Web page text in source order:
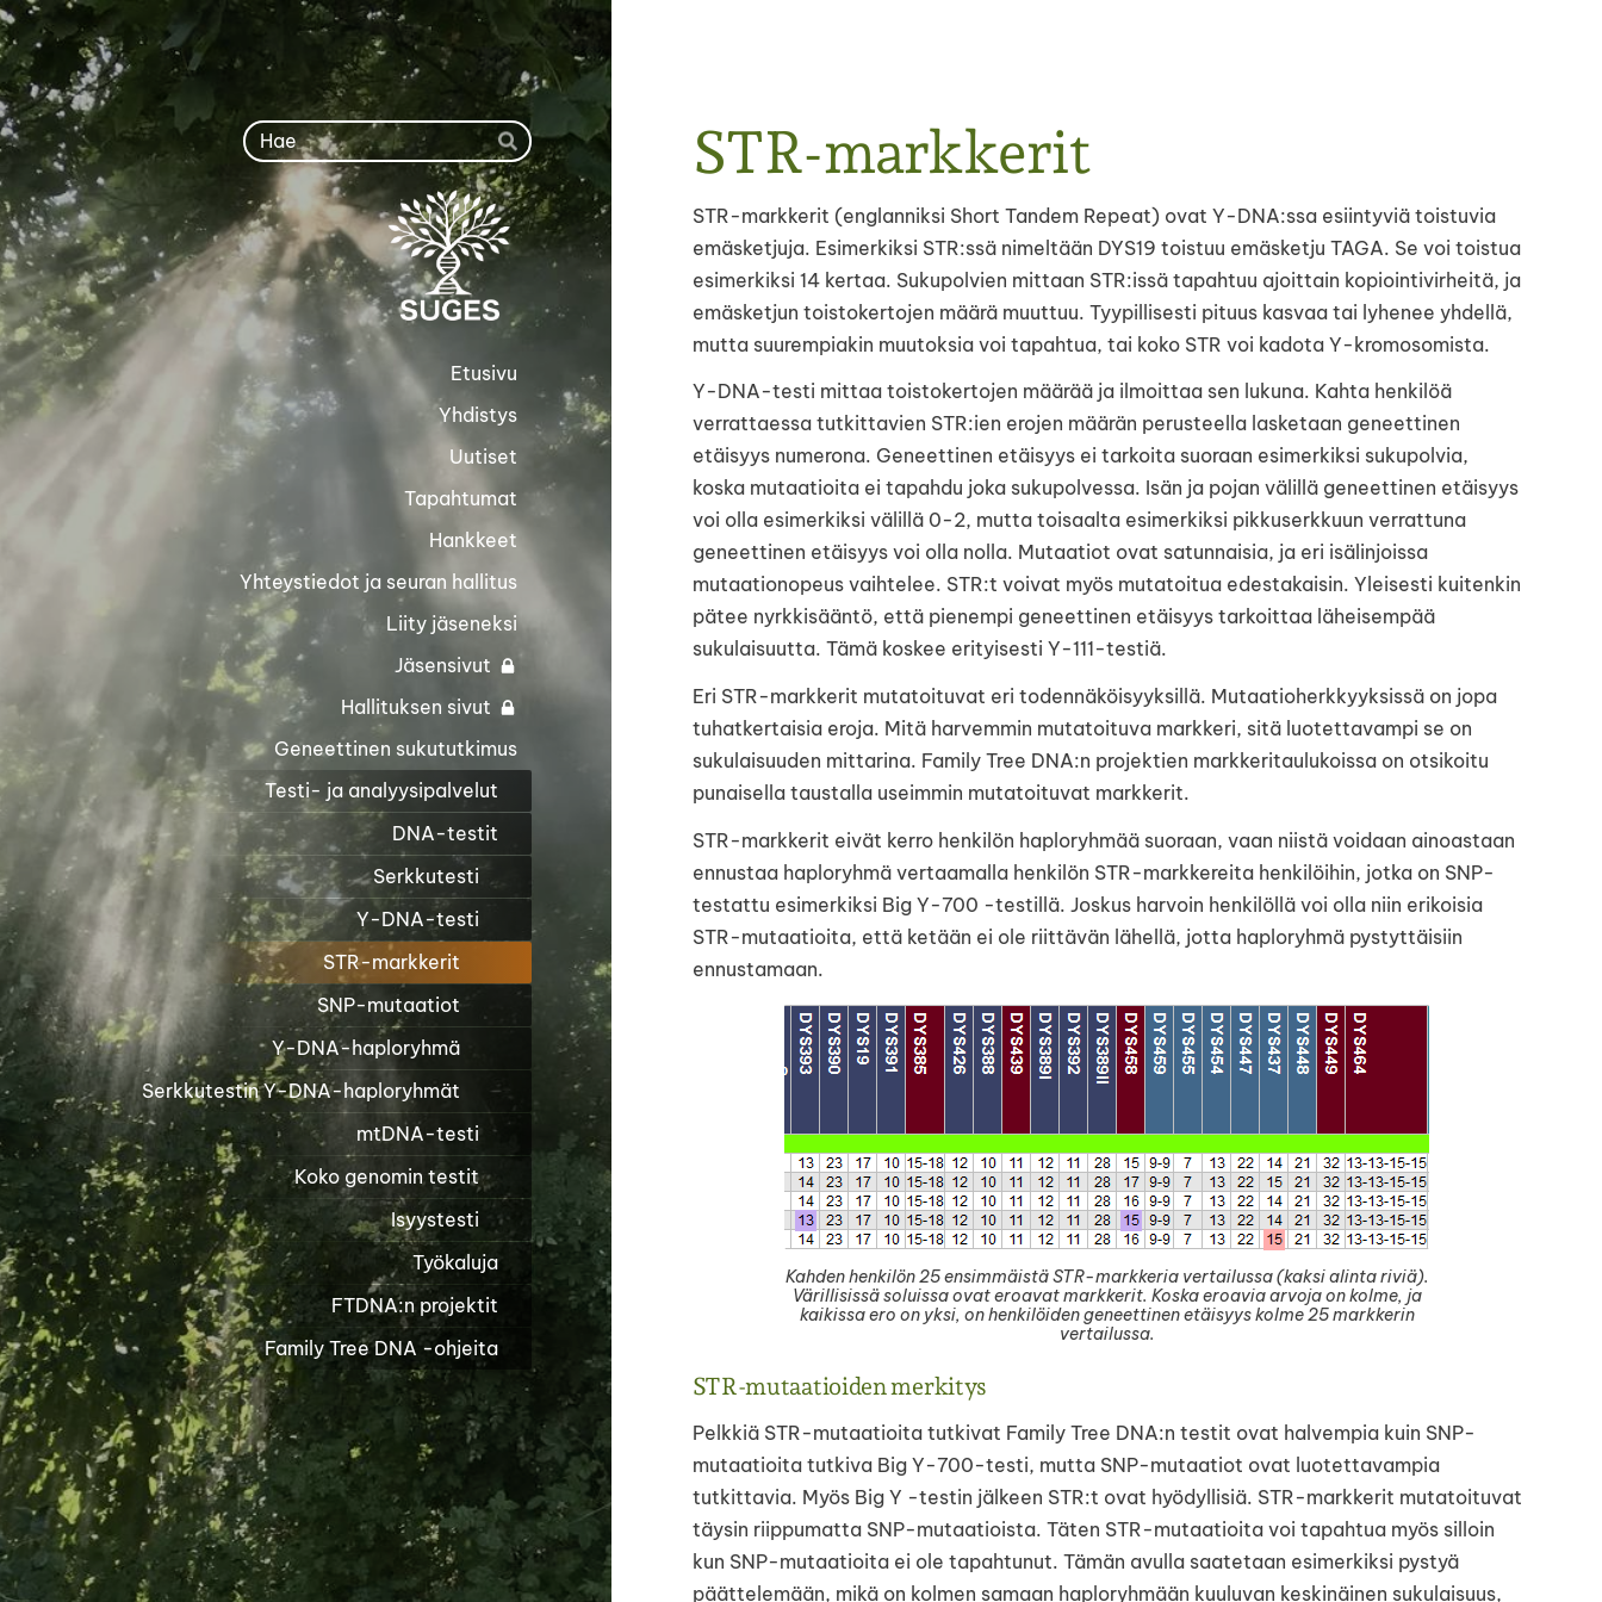
Siirry
sivun
sisältöön
Haku
Hae
SUGES
Etusivu
Yhdistys
Uutiset
Tapahtumat
Hankkeet
Yhteystiedot ja seuran hallitus
Liity jäseneksi
Jäsensivut
Hallituksen sivut
Geneettinen sukututkimus
Testi- ja analyysipalvelut
DNA-testit
Serkkutesti
Y-DNA-testi
STR-markkerit
SNP-mutaatiot
Y-DNA-haploryhmä
Serkkutestin Y-DNA-haploryhmät
mtDNA-testi
Koko genomin testit
Isyystesti
Työkaluja
FTDNA:n projektit
Family Tree DNA -ohjeita
STR-markkerit
STR-markkerit (englanniksi Short Tandem Repeat) ovat Y-DNA:ssa esiintyviä toistuvia
emäsketjuja. Esimerkiksi STR:ssä nimeltään DYS19 toistuu emäsketju TAGA. Se voi toistua
esimerkiksi 14 kertaa. Sukupolvien mittaan STR:issä tapahtuu ajoittain kopiointivirheitä, ja
emäsketjun toistokertojen määrä muuttuu. Tyypillisesti pituus kasvaa tai lyhenee yhdellä,
mutta suurempiakin muutoksia voi tapahtua, tai koko STR voi kadota Y-kromosomista.
Y-DNA-testi mittaa toistokertojen määrää ja ilmoittaa sen lukuna. Kahta henkilöä
verrattaessa tutkittavien STR:ien erojen määrän perusteella lasketaan geneettinen
etäisyys numerona. Geneettinen etäisyys ei tarkoita suoraan esimerkiksi sukupolvia,
koska mutaatioita ei tapahdu joka sukupolvessa. Isän ja pojan välillä geneettinen etäisyys
voi olla esimerkiksi välillä 0-2, mutta toisaalta esimerkiksi pikkuserkkuun verrattuna
geneettinen etäisyys voi olla nolla. Mutaatiot ovat satunnaisia, ja eri isälinjoissa
mutaationopeus vaihtelee. STR:t voivat myös mutatoitua edestakaisin. Yleisesti kuitenkin
pätee nyrkkisääntö, että pienempi geneettinen etäisyys tarkoittaa läheisempää
sukulaisuutta. Tämä koskee erityisesti Y-111-testiä.
Eri STR-markkerit mutatoituvat eri todennäköisyyksillä. Mutaatioherkkyyksissä on jopa
tuhatkertaisia eroja. Mitä harvemmin mutatoituva markkeri, sitä luotettavampi se on
sukulaisuuden mittarina. Family Tree DNA:n projektien markkeritaulukoissa on otsikoitu
punaisella taustalla useimmin mutatoituvat markkerit.
STR-markkerit eivät kerro henkilön haploryhmää suoraan, vaan niistä voidaan ainoastaan
ennustaa haploryhmä vertaamalla henkilön STR-markkereita henkilöihin, jotka on SNP-
testattu esimerkiksi Big Y-700 -testillä. Joskus harvoin henkilöllä voi olla niin erikoisia
STR-mutaatioita, että ketään ei ole riittävän lähellä, jotta haploryhmä pystyttäisiin
ennustamaan.
Kahden henkilön 25 ensimmäistä STR-markkeria vertailussa (kaksi alinta riviä).
Värillisissä soluissa ovat eroavat markkerit. Koska eroavia arvoja on kolme, ja
kaikissa ero on yksi, on henkilöiden geneettinen etäisyys kolme 25 markkerin
vertailussa.
STR-mutaatioiden merkitys
Pelkkiä STR-mutaatioita tutkivat Family Tree DNA:n testit ovat halvempia kuin SNP-
mutaatioita tutkiva Big Y-700-testi, mutta SNP-mutaatiot ovat luotettavampia
tutkittavia. Myös Big Y -testin jälkeen STR:t ovat hyödyllisiä. STR-markkerit mutatoituvat
täysin riippumatta SNP-mutaatioista. Täten STR-mutaatioita voi tapahtua myös silloin
kun SNP-mutaatioita ei ole tapahtunut. Tämän avulla saatetaan esimerkiksi pystyä
päättelemään, mikä on kolmen samaan haploryhmään kuuluvan keskinäinen sukulaisuus,